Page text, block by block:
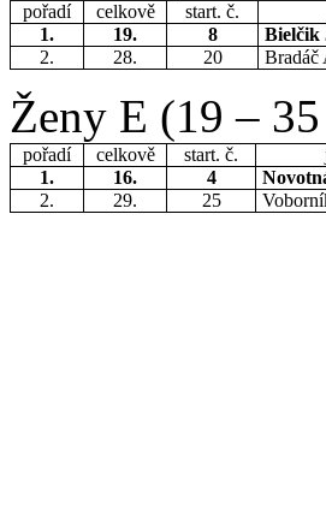
pořadí celkově start. č.
1.
19. 8 Bielčik
2.
28. 20 Bradáč
Ženy E (19 –
pořadí celkově start. č.
1.
16. 4
2.
29. 25